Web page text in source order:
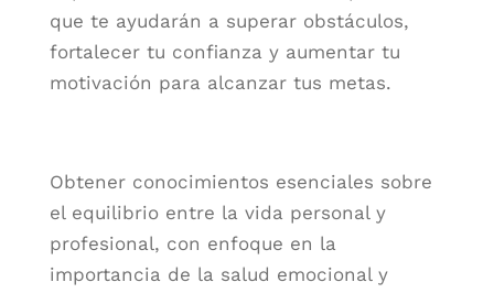
que te ayudarán a superar obstáculos,
fortalecer tu confianza y aumentar tu
motivación para alcanzar tus metas.
Obtener conocimientos esenciales sobre
el equilibrio entre la vida personal y
profesional, con enfoque en la
importancia de la salud emocional y